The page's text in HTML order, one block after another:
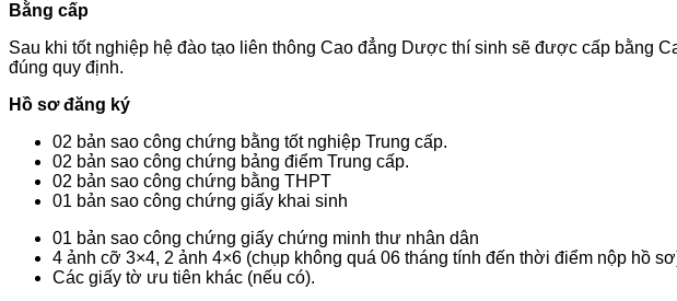
Bằng cấp
Sau khi tốt nghiệp hệ đào tạo liên thông Cao đẳng Dược thí sinh sẽ được cấp bằng
đúng quy định.
Hồ sơ đăng ký
02 bản sao công chứng bằng tốt nghiệp Trung cấp.
02 bản sao công chứng bảng điểm Trung cấp.
02 bản sao công chứng bằng THPT
01 bản sao công chứng giấy khai sinh
01 bản sao công chứng giấy chứng minh thư nhân dân
4 ảnh cỡ 3×4, 2 ảnh 4×6 (chụp không quá 06 tháng tính đến thời điểm nộp hồ
Các giấy tờ ưu tiên khác (nếu có).